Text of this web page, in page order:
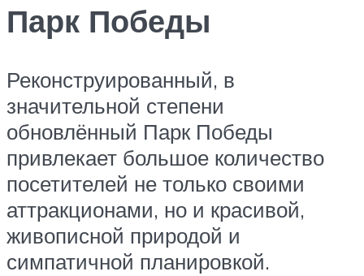
Парк Победы
Реконструированный, в
значительной степени
обновлённый Парк Победы
привлекает большое количество
посетителей не только своими
аттракционами, но и красивой,
живописной природой и
симпатичной планировкой.